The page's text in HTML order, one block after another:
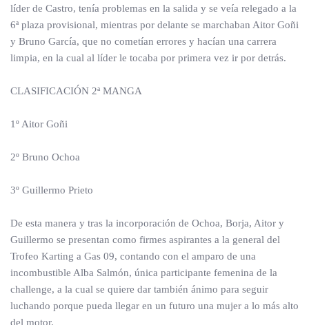
líder de Castro, tenía problemas en la salida y se veía relegado a la
6ª plaza provisional, mientras por delante se marchaban Aitor Goñi
y Bruno García, que no cometían errores y hacían una carrera
limpia, en la cual al líder le tocaba por primera vez ir por detrás.
CLASIFICACIÓN 2ª MANGA
1º Aitor Goñi
2º Bruno Ochoa
3º Guillermo Prieto
De esta manera y tras la incorporación de Ochoa, Borja, Aitor y
Guillermo se presentan como firmes aspirantes a la general del
Trofeo Karting a Gas 09, contando con el amparo de una
incombustible Alba Salmón, única participante femenina de la
challenge, a la cual se quiere dar también ánimo para seguir
luchando porque pueda llegar en un futuro una mujer a lo más alto
del motor.